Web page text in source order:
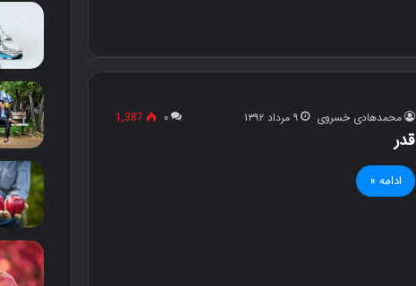
محمدهادی خسروی ۹ مرداد ۱۳۹۲ ۰ 1,387
قدر
ادامه »